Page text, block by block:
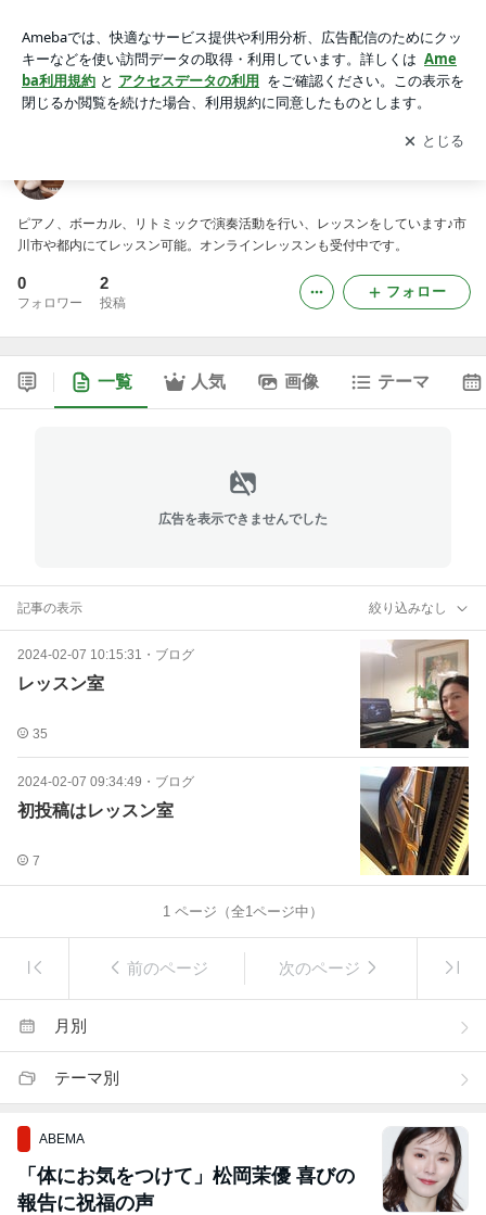
アプリをダウンロードして ブログの更新通知
を受け取りまし
ょう。
開く
ピアノ、ボーカル、リトミックで演奏活動を行い、レッスンをしています♪市
川市や都内にてレッスン可能。オンラインレッスンも受付中です。
0
フォロワー
2
投稿
フォロー
一覧 人気 画像 テーマ
広告を表示できませんでした
記事の表示 絞り込みなし
2024-02-07 10:15:31 ・ ブログ
レッスン室
35
2024-02-07 09:34:49 ・ ブログ
初投稿はレッスン室
7
1 ページ（全1ページ中）
前のページ 次のページ
月別
テーマ別
ABEMA
「体にお気をつけて」松岡茉優 喜びの
報告に祝福の声